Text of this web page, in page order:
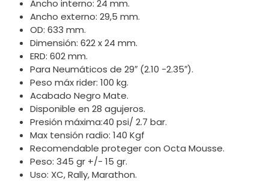
Ancho interno: 24 mm.
Ancho externo: 29,5 mm.
OD: 633 mm.
Dimensión: 622 x 24 mm.
ERD: 602 mm.
Para Neumáticos de 29″ (2.10 -2.35″).
Peso máx rider: 100 kg.
Acabado Negro Mate.
Disponible en 28 agujeros.
Presión máxima:40 psi/ 2.7 bar.
Max tensión radio: 140 Kgf
Recomendable proteger con Octa Mousse.
Peso: 345 gr +/- 15 gr.
Uso: XC, Rally, Marathon.